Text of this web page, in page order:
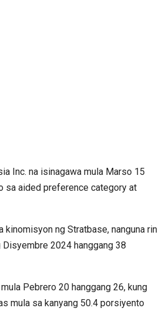
Inc. na isinagawa mula Marso 15
sa aided preference category at
kinomisyon ng Stratbase, nanguna rin
2024 hanggang 38
Pebrero 20 hanggang 26, kung
mula sa kanyang 50.4 porsiyento